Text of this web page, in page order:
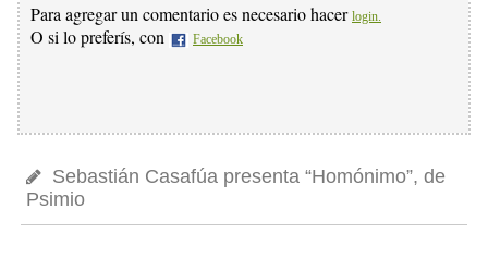
Para agregar un comentario es necesario hacer login.
O si lo preferís, con Facebook
Sebastián Casafúa presenta “Homónimo”, de
Psimio